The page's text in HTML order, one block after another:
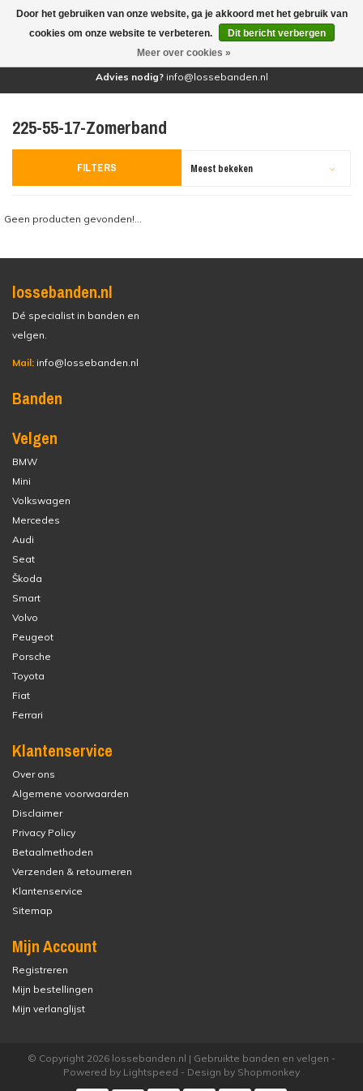
(0)
Advies nodig? info@lossebanden.nl
225-55-17-Zomerband
FILTERS Meest bekeken
Geen producten gevonden!...
lossebanden.nl
Dé specialist in banden en
velgen.
Mail: info@lossebanden.nl
Banden
Velgen
BMW
Mini
Volkswagen
Mercedes
Audi
Seat
Škoda
Smart
Volvo
Peugeot
Porsche
Toyota
Fiat
Ferrari
Klantenservice
Over ons
Algemene voorwaarden
Disclaimer
Privacy Policy
Betaalmethoden
Verzenden & retourneren
Klantenservice
Sitemap
Mijn Account
Registreren
Mijn bestellingen
Mijn verlanglijst
© Copyright 2026 lossebanden.nl | Gebruikte banden en velgen -
Powered by Lightspeed - Design by Shopmonkey
Door het gebruiken van onze website, ga je akkoord met het gebruik van
cookies om onze website te verbeteren.
Dit bericht verbergen
Meer over cookies »